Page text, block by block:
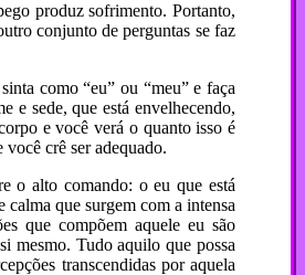
produz sofrimento. Portanto,
conjunto de perguntas se faz
como “eu” ou “meu” e faça
e sede, que está envelhecendo,
e você verá o quanto isso é
você crê ser adequado.
o alto comando: o eu que está
calma que surgem com a intensa
que compõem aquele eu são
mesmo. Tudo aquilo que possa
transcendidas por aquela